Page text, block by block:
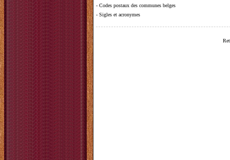
- Codes postaux des communes belges
- Sigles et acronymes